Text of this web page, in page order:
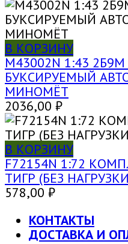
В КОРЗИНУ
M43002N 1:43
БУКСИРУЕМЫЙ
МИНОМЁТ
2036,00 ₽
В КОРЗИНУ
F72154N 1:72
ТИГР (БЕЗ
578,00 ₽
КОНТАКТЫ
ДОСТАВКА И